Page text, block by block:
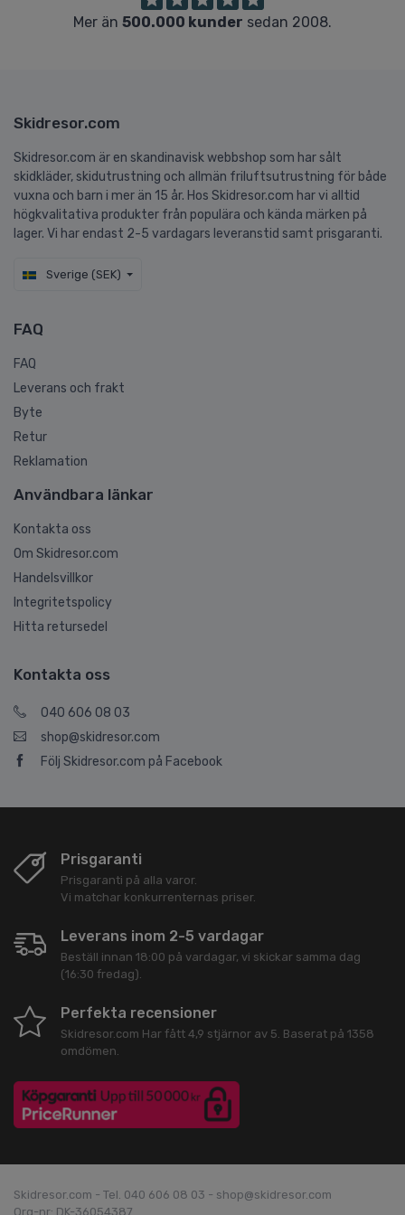
Mer än 500.000 kunder sedan 2008.
Skidresor.com
Skidresor.com är en skandinavisk webbshop som har sålt
skidkläder, skidutrustning och allmän friluftsutrustning för både
vuxna och barn i mer än 15 år. Hos Skidresor.com har vi alltid
högkvalitativa produkter från populära och kända märken på
lager. Vi har endast 2-5 vardagars leveranstid samt prisgaranti.
Sverige (SEK)
FAQ
FAQ
Leverans och frakt
Byte
Retur
Reklamation
Användbara länkar
Kontakta oss
Om Skidresor.com
Handelsvillkor
Integritetspolicy
Hitta retursedel
Kontakta oss
040 606 08 03
shop@skidresor.com
Följ Skidresor.com på Facebook
Prisgaranti
Prisgaranti på alla varor.
Vi matchar konkurrenternas priser.
Leverans inom 2-5 vardagar
Beställ innan 18:00 på vardagar, vi skickar samma dag
(16:30 fredag).
Perfekta recensioner
Skidresor.com Har fått 4,9 stjärnor av 5 . Baserat på 1358
omdömen.
Skidresor.com - Tel. 040 606 08 03 - shop@skidresor.com
Org-nr: DK-36054387